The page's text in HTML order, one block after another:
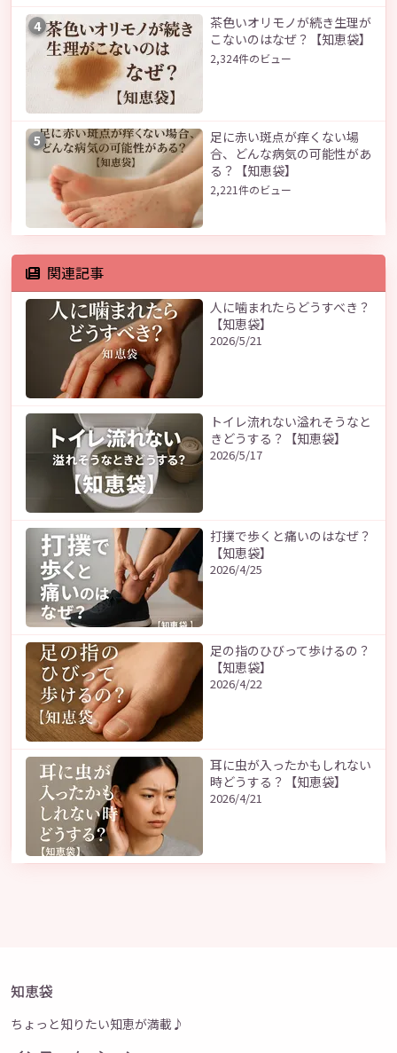
4
茶色いオリモノが続き生理が
こないのはなぜ？【知恵袋】
2,324件のビュー
5
足に赤い斑点が痒くない場
合、どんな病気の可能性があ
る？【知恵袋】
2,221件のビュー
関連記事
人に噛まれたらどうすべき？
【知恵袋】
2026/5/21
トイレ流れない溢れそうなと
きどうする？【知恵袋】
2026/5/17
打撲で歩くと痛いのはなぜ？
【知恵袋】
2026/4/25
足の指のひびって歩けるの？
【知恵袋】
2026/4/22
耳に虫が入ったかもしれない
時どうする？【知恵袋】
2026/4/21
知恵袋
ちょっと知りたい知恵が満載♪